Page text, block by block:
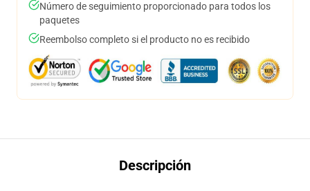
Número de seguimiento proporcionado para todos los
paquetes
Reembolso completo si el producto no es recibido
Descripción